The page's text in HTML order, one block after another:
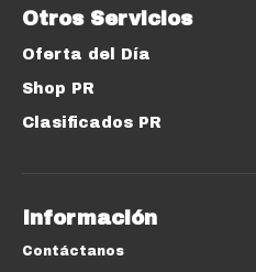
Otros Servicios
Oferta del Día
Shop PR
Clasificados PR
Información
Contáctanos